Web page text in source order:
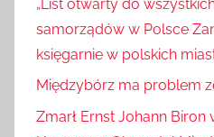
„List otwarty do
samorządów w Polsce
księgarnie w polskich
Międzybórz ma problem
Zmarł Ernst Johann Biron